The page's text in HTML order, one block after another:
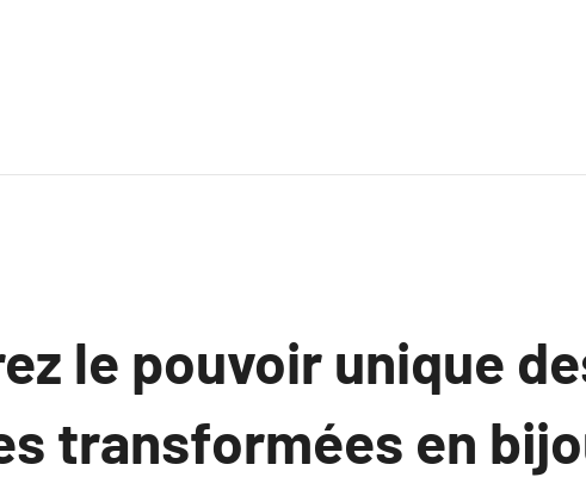
le pouvoir unique
transformées en